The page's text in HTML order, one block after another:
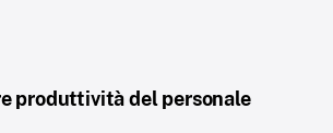
produttività del personale